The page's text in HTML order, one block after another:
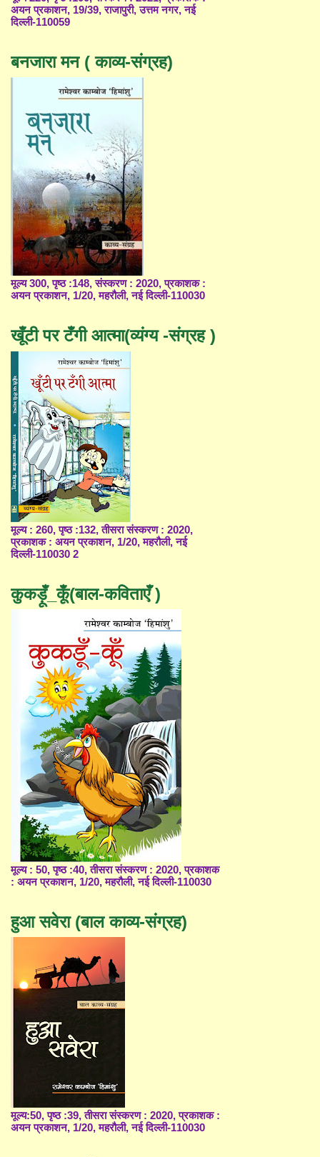
अयन प्रकाशन, 19/39, राजापुरी, उत्तम नगर, नई
दिल्ली-110059
बनजारा मन ( काव्य-संग्रह)
मूल्य 300, पृष्ठ :148, संस्करण : 2020, प्रकाशक :
अयन प्रकाशन, 1/20, महरौली, नई दिल्ली-110030
खूँटी पर टँगी आत्मा(व्यंग्य -संग्रह )
मूल्य : 260, पृष्ठ :132, तीसरा संस्करण : 2020,
प्रकाशक : अयन प्रकाशन, 1/20, महरौली, नई
दिल्ली-110030 2
कुकड़ूँ_कूँ(बाल-कविताएँ )
मूल्य : 50, पृष्ठ :40, तीसरा संस्करण : 2020, प्रकाशक
: अयन प्रकाशन, 1/20, महरौली, नई दिल्ली-110030
हुआ सवेरा (बाल काव्य-संग्रह)
मूल्य:50, पृष्ठ :39, तीसरा संस्करण : 2020, प्रकाशक :
अयन प्रकाशन, 1/20, महरौली, नई दिल्ली-110030